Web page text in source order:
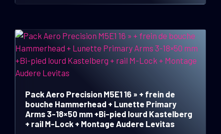
Pack Aero Precision M5E1 16 » + frein de
bouche Hammerhead + Lunette Primary
Arms 3-18×50 mm +Bi-pied lourd Kastelberg
+ rail M-Lock + Montage Audere Levitas